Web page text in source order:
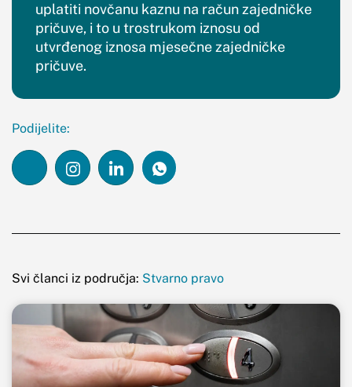
uplatiti novčanu kaznu na račun zajedničke
pričuve, i to u trostrukom iznosu od
utvrđenog iznosa mjesečne zajedničke
pričuve.
Podijelite:
Svi članci iz područja: Stvarno pravo